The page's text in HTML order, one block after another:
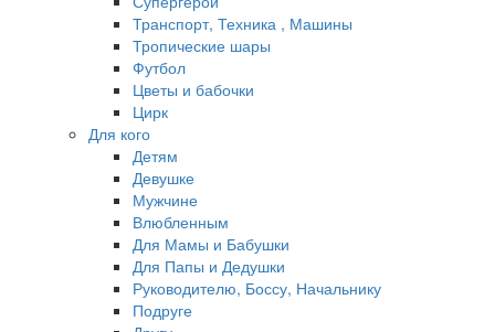
Транспорт, Техника , Машины
Тропические шары
Футбол
Цветы и бабочки
Цирк
Для кого
Детям
Девушке
Мужчине
Влюбленным
Для Мамы и Бабушки
Для Папы и Дедушки
Руководителю, Боссу, Начальнику
Подруге